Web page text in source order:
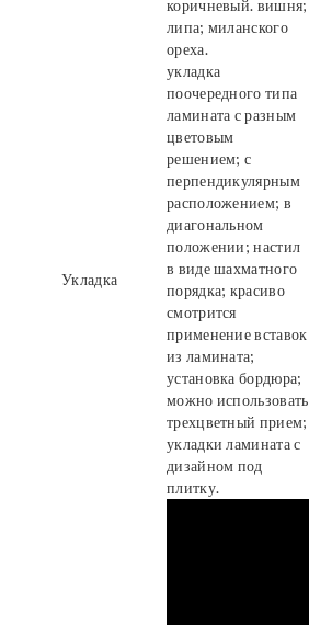
коричневый. вишня;
липа; миланского
ореха.
Укладка
укладка
поочередного типа
ламината с разным
цветовым
решением; с
перпендикулярным
расположением; в
диагональном
положении; настил
в виде шахматного
порядка; красиво
смотрится
применение вставок
из ламината;
установка бордюра;
можно использовать
трехцветный прием;
укладки ламината с
дизайном под
плитку.